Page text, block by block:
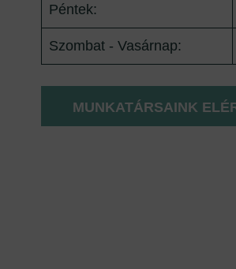
Péntek:
Szombat - Vasárnap:
MUNKATÁRSAINK